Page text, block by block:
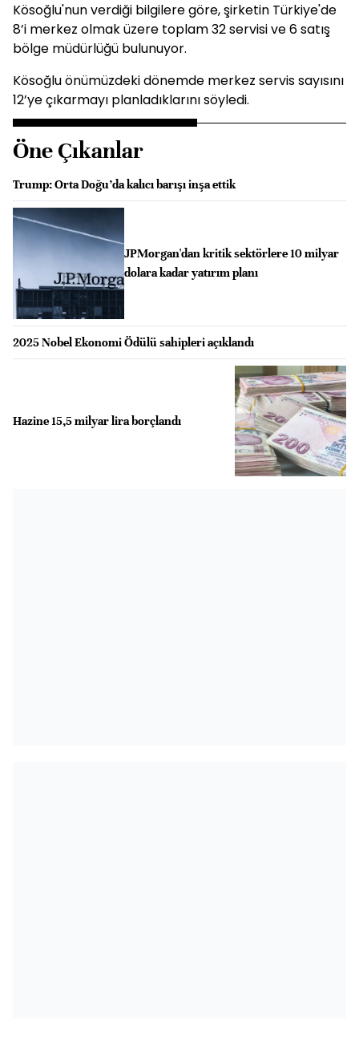
Kösoğlu'nun verdiği bilgilere göre, şirketin Türkiye'de
8’i merkez olmak üzere toplam 32 servisi ve 6 satış
bölge müdürlüğü bulunuyor.
Kösoğlu önümüzdeki dönemde merkez servis sayısını
12’ye çıkarmayı planladıklarını söyledi.
Öne Çıkanlar
Trump: Orta Doğu’da kalıcı barışı inşa ettik
JPMorgan'dan kritik sektörlere 10 milyar
dolara kadar yatırım planı
2025 Nobel Ekonomi Ödülü sahipleri açıklandı
Hazine 15,5 milyar lira borçlandı